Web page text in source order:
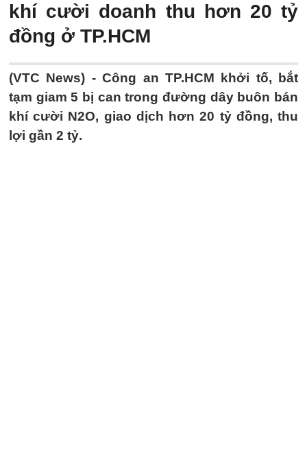
khí cười doanh thu hơn 20 tỷ
đồng ở TP.HCM
(VTC News) -Công an TP.HCM khởi tố, bắt
tạm giam 5 bị can trong đường dây buôn bán
khí cười N2O, giao dịch hơn 20 tỷ đồng, thu
lợi gần 2 tỷ.